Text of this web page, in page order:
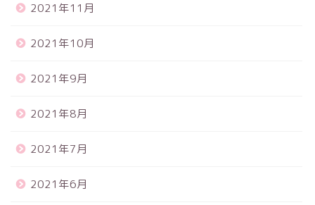
2021年11月
2021年10月
2021年9月
2021年8月
2021年7月
2021年6月